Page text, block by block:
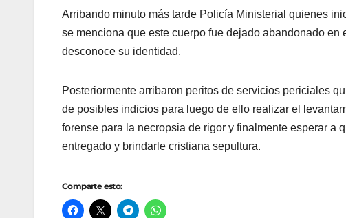
Arribando minuto más tarde Policía Ministerial quienes
se menciona que este cuerpo fue dejado abandonado
desconoce su identidad.
Posteriormente arribaron peritos de servicios periciales
de posibles indicios para luego de ello realizar el
forense para la necropsia de rigor y finalmente esperar a
entregado y brindarle cristiana sepultura.
Comparte esto: